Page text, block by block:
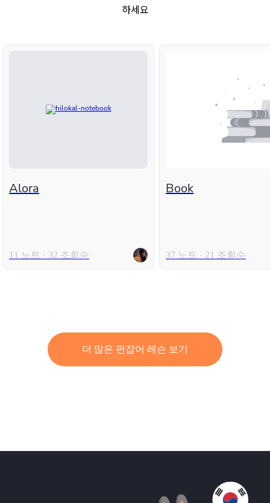
하세요
Alora
11 노트 · 32 조회수
Book
37 노트 · 21 조회수
더 많은 펀잡어 레슨 보기